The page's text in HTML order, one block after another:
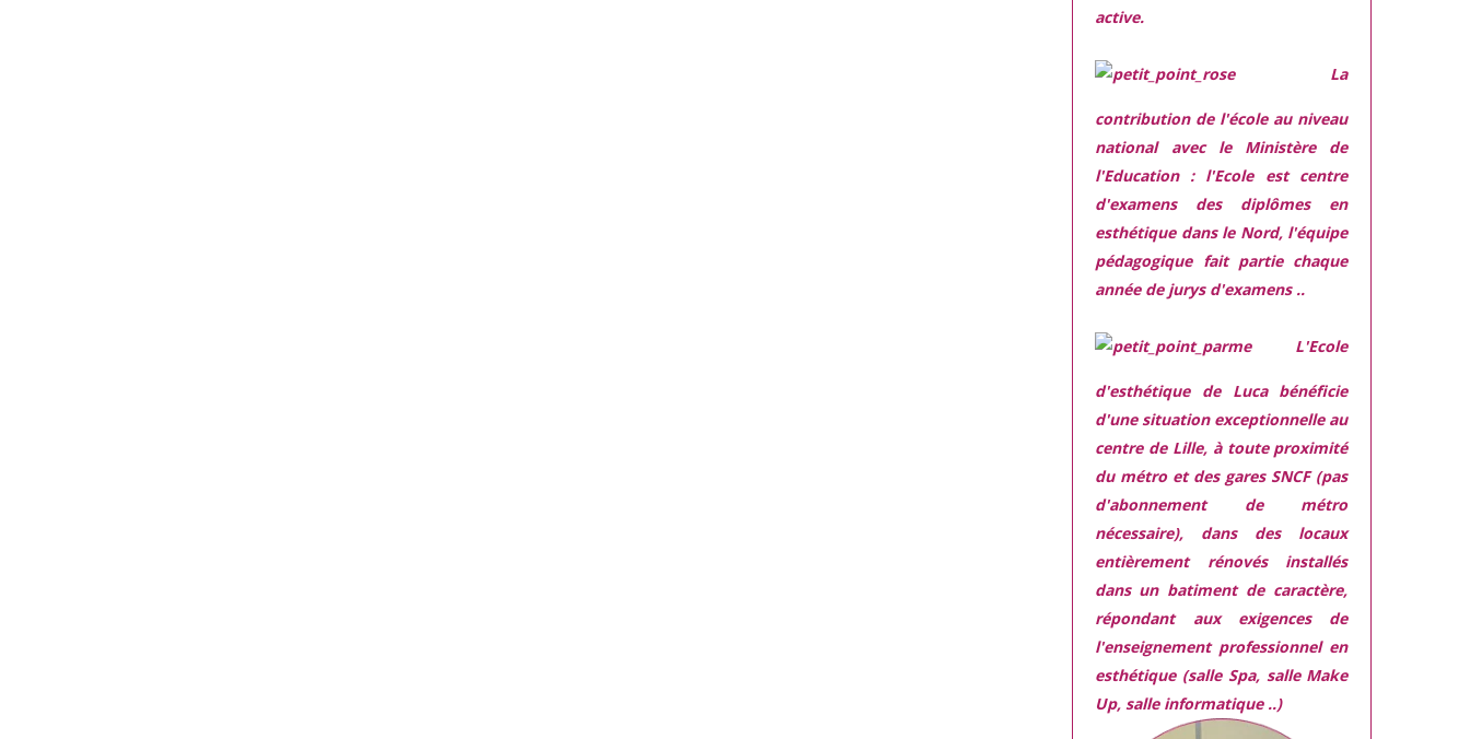
active.
La
contribution de l'école au niveau
national avec le Ministère de
l'Education : l'Ecole est centre
d'examens des diplômes en
esthétique dans le Nord, l'équipe
pédagogique fait partie chaque
année de jurys d'examens ..
L'Ecole
d'esthétique de Luca bénéficie
d'une situation exceptionnelleau
centre de Lille, à toute proximité
du métro et des gares SNCF (pas
d'abonnement de métro
nécessaire), dans des locaux
entièrement rénovés installés
dans un batiment de caractère,
répondant aux exigencesde
l'enseignement professionnel en
esthétique (salle Spa, salle Make
Up, salle informatique ..)